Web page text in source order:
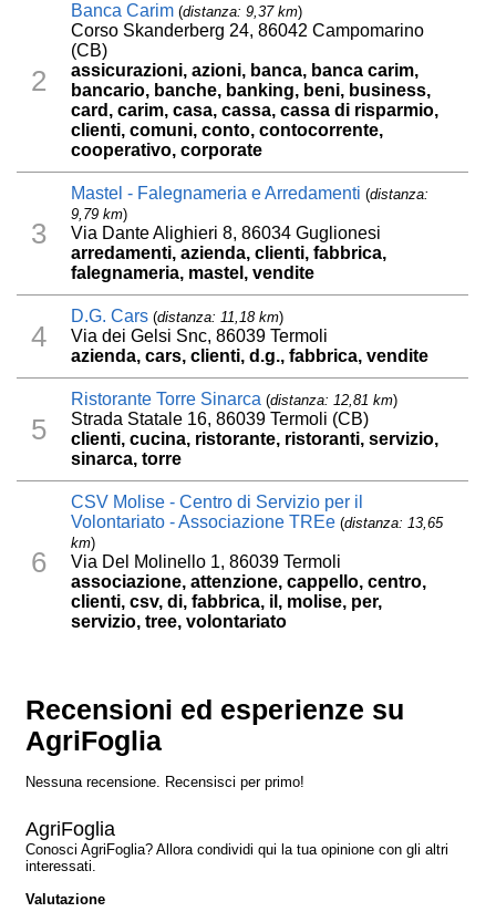
2
Banca Carim (distanza: 9,37 km)
Corso Skanderberg 24, 86042 Campomarino
(CB)
assicurazioni, azioni, banca, banca carim,
bancario, banche, banking, beni, business,
card, carim, casa, cassa, cassa di risparmio,
clienti, comuni, conto, contocorrente,
cooperativo, corporate
3
Mastel - Falegnameria e Arredamenti (distanza:
9,79 km)
Via Dante Alighieri 8, 86034 Guglionesi
arredamenti, azienda, clienti, fabbrica,
falegnameria, mastel, vendite
4
D.G. Cars (distanza: 11,18 km)
Via dei Gelsi Snc, 86039 Termoli
azienda, cars, clienti, d.g., fabbrica, vendite
5
Ristorante Torre Sinarca (distanza: 12,81 km)
Strada Statale 16, 86039 Termoli (CB)
clienti, cucina, ristorante, ristoranti, servizio,
sinarca, torre
6
CSV Molise - Centro di Servizio per il
Volontariato - Associazione TREe (distanza: 13,65
km)
Via Del Molinello 1, 86039 Termoli
associazione, attenzione, cappello, centro,
clienti, csv, di, fabbrica, il, molise, per,
servizio, tree, volontariato
Recensioni ed esperienze su
AgriFoglia
Nessuna recensione. Recensisci per primo!
AgriFoglia
Conosci AgriFoglia? Allora condividi qui la tua opinione con gli altri
interessati.
Valutazione